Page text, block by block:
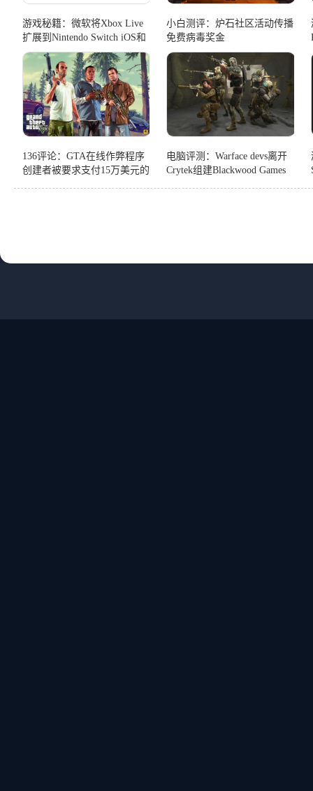
游戏秘籍：微软将Xbox Live
扩展到Nintendo Switch iOS和
Android
小白测评：炉石社区活动传播
免费病毒奖金
136评论：GTA在线作弊程序
创建者被要求支付15万美元的
电脑评测：Warface devs离开
Crytek组建Blackwood Games